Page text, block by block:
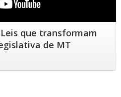
que transformam
de MT